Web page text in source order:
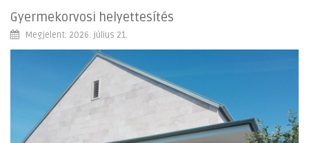
Gyermekorvosi helyettesítés
Megjelent: 2026. július 21.